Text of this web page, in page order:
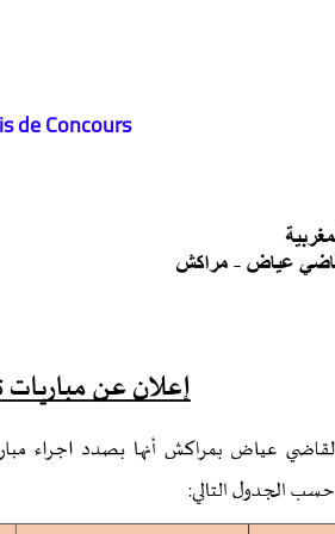
de Concours